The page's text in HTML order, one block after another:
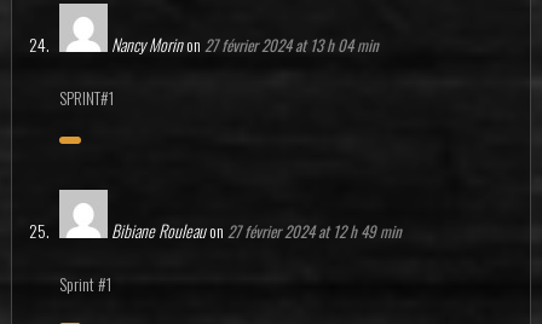
Nancy Morinon 27 février 2024 at 13 h 04 min
SPRINT#1
Bibiane Rouleauon 27 février 2024 at 12 h 49 min
Sprint #1